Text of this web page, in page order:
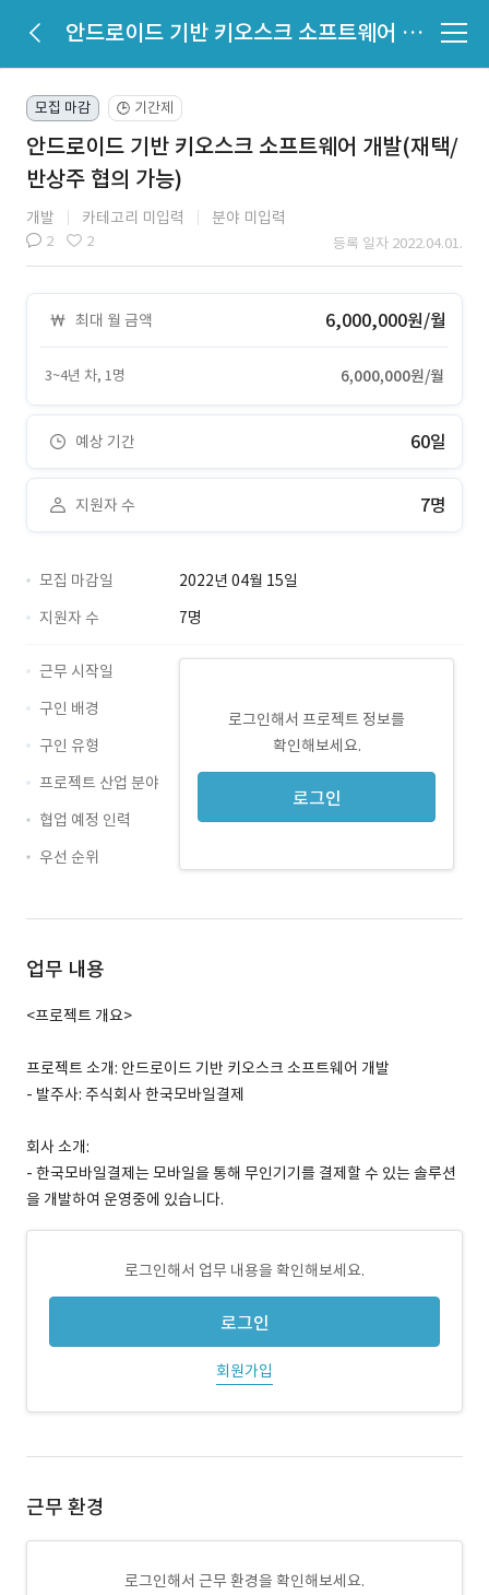
안드로이드 기반 키오스크 소프트웨어 개발(재택/반상주 협의 가능)
모집 마감 🕒 기간제
안드로이드 기반 키오스크 소프트웨어 개발(재택/
반상주 협의 가능)
개발 카테고리 미입력 분야 미입력
2 2 등록 일자 2022.04.01.
최대 월 금액 6,000,000원/월
3~4년 차, 1명 6,000,000원/월
예상 기간 60일
지원자 수 7명
모집 마감일
2022년 04월 15일
지원자 수
7명
로그인해서 프로젝트 정보를
확인해보세요.
로그인
근무 시작일
구인 배경
구인 유형
프로젝트 산업 분야
협업 예정 인력
우선 순위
업무 내용
<프로젝트 개요>
프로젝트 소개: 안드로이드 기반 키오스크 소프트웨어 개발
- 발주사: 주식회사 한국모바일결제
회사 소개:
- 한국모바일결제는 모바일을 통해 무인기기를 결제할 수 있는 솔루션
을 개발하여 운영중에 있습니다.
로그인해서 업무 내용을 확인해보세요.
로그인
회원가입
근무 환경
로그인해서 근무 환경을 확인해보세요.